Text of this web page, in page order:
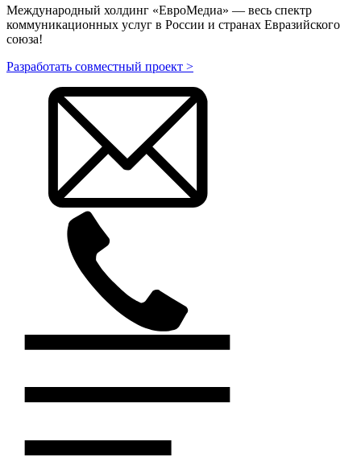
Международный холдинг «ЕвроМедиа» — весь спектр
коммуникационных услуг в России и странах Евразийского
союза!
Разработать совместный проект >